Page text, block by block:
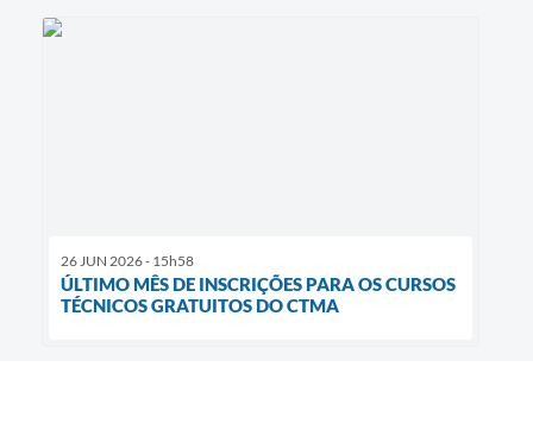
26 JUN 2026 - 15h58
ÚLTIMO MÊS DE INSCRIÇÕES PARA OS CURSOS
TÉCNICOS GRATUITOS DO CTMA